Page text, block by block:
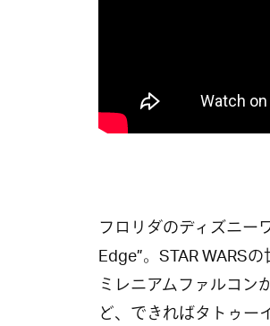
フロリダのディズニー
Edge”。STAR WARS
ミレニアムファルコ
ど、できればタトゥー